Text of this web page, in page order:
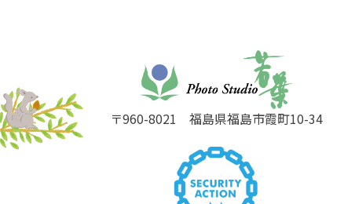
〒960-8021 福島県福島市霞町10-34